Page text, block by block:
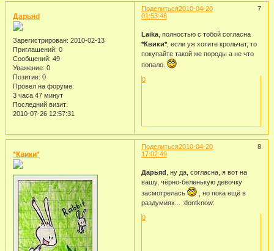
Поделиться 7
2010-04-20
01:53:48
Дарьяd
Зарегистрирован: 2010-02-13
Приглашений: 0
Сообщений: 49
Уважение: 0
Позитив: 0
Провел на форуме:
3 часа 47 минут
Последний визит:
2010-07-26 12:57:31
Laika, полностью с тобой согласна
*Квики*, если уж хотите крольчат, то
покупайте такой же породы а не что
попало.
0
Поделиться 8
2010-04-20
17:02:49
*Квики*
Дарьяd , ну да, согласна, я вот на
вашу, чёрно-беленькую девочку
засмотрелась
, но пока ещё в
раздумиях... :dontknow:
0